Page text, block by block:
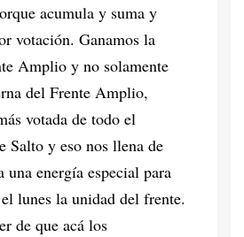
acumula y suma y
votación. Ganamos la
Amplio y no solamente
del Frente Amplio,
votada de todo el
Salto y eso nos llena de
energía especial para
lunes la unidad del frente.
de que acá los